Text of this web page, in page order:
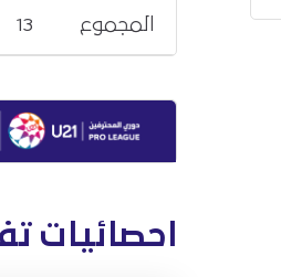
المجموع 13
احصائيات